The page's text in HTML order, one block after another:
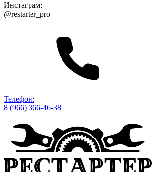
Инстаграм:
@restarter_pro
Телефон:
8 (966) 366-46-38